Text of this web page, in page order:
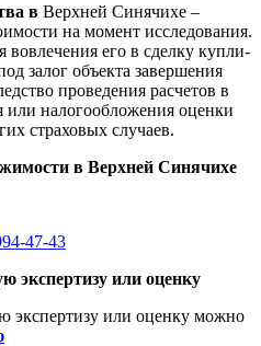
в Верхней Синячихе –
на момент исследования.
вовлечения его в сделку купли-
залог объекта завершения
проведения расчетов в
или налогообложения оценки
страховых случаев.
в Верхней Синячихе
47-43
экспертизу или оценку
экспертизу или оценку можно